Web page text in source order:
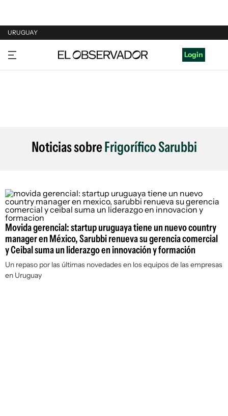
URUGUAY
URUGUAY
ARGENTINA
Login
Noticias sobreFrigorífico Sarubbi
Movida gerencial: startup uruguaya tiene un nuevo country
manager en México, Sarubbi renueva su gerencia comercial
y Ceibal suma un liderazgo en innovación y formación
Un repaso por las últimas novedades en los equipos de las empresas
en Uruguay